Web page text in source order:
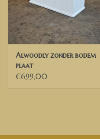
Alwoodly zonder bodem
plaat
€699,00